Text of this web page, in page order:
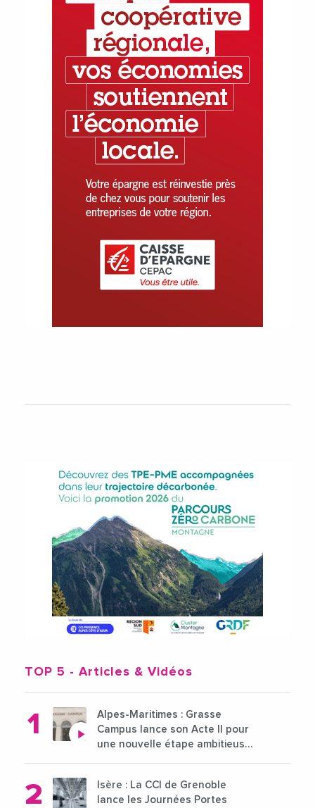
TOP 5 - Articles & Vidéos
Alpes-Maritimes : Grasse
Campus lance son Acte II pour
une nouvelle étape ambitieuse
Isère : La CCI de Grenoble
lance les Journées Portes